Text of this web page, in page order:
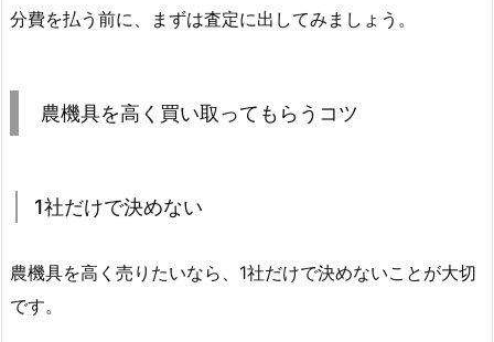
分費を払う前に、まずは査定に出してみましょう。
農機具を高く買い取ってもらうコツ
1社だけで決めない
農機具を高く売りたいなら、1社だけで決めないことが大切
です。